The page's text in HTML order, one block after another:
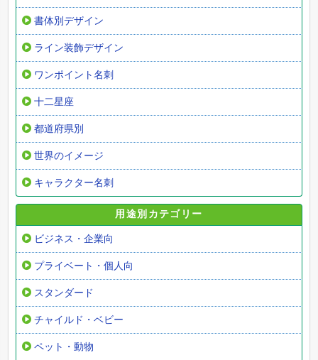
書体別デザイン
ライン装飾デザイン
ワンポイント名刺
十二星座
都道府県別
世界のイメージ
キャラクター名刺
用途別カテゴリー
ビジネス・企業向
プライベート・個人向
スタンダード
チャイルド・ベビー
ペット・動物